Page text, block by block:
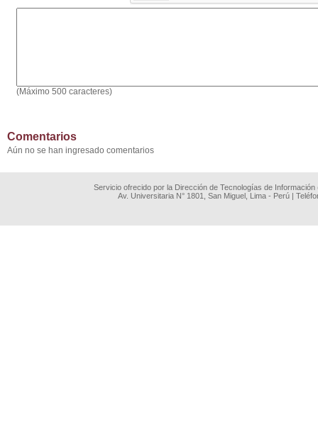
(Máximo 500 caracteres)
Comentarios
Aún no se han ingresado comentarios
Servicio ofrecido por la Dirección de Tecnologías de
Av. Universitaria N° 1801, San Miguel, Lima - Perú |